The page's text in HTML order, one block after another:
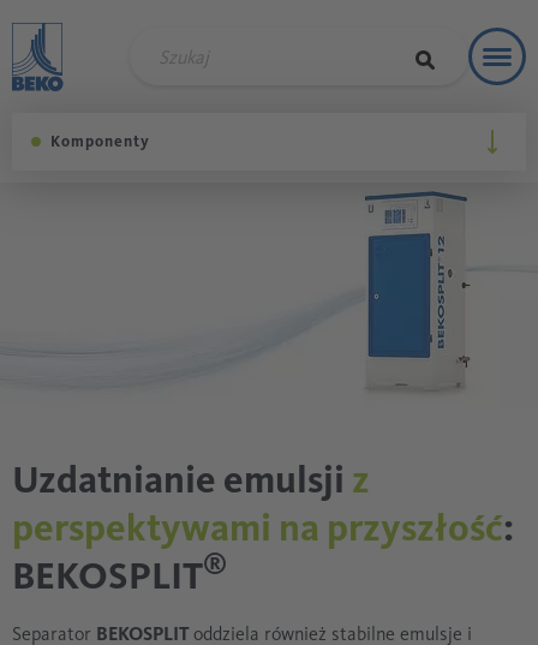
Komponenty
Uzdatnianie emulsji z
perspektywami na przyszłość:
BEKOSPLIT®
Separator BEKOSPLIT oddziela również stabilne emulsje i